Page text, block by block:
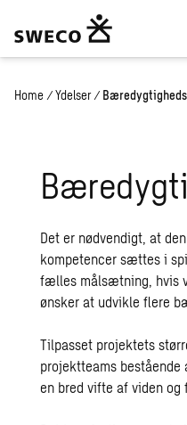
Home / Ydelser /
Det er nødvendigt, at
kompetencer sættes i
fælles målsætning, hvis
ønsker at udvikle flere
Tilpasset projektets
projektteams
en bred vifte af viden og